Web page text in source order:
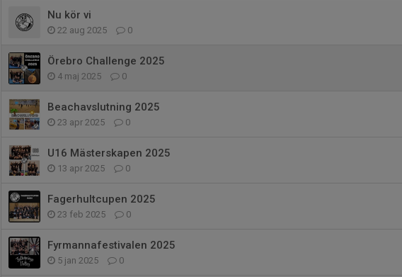
Nu kör vi
22 aug 2025 0
Örebro Challenge 2025
4 maj 2025 0
Beachavslutning 2025
23 apr 2025 0
U16 Mästerskapen 2025
13 apr 2025 0
Fagerhultcupen 2025
23 feb 2025 0
Fyrmannafestivalen 2025
5 jan 2025 0